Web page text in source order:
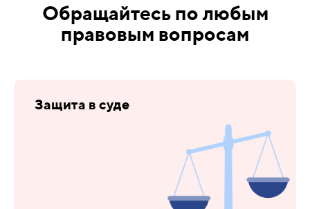
Обращайтесь по любым
правовым вопросам
Защита в суде